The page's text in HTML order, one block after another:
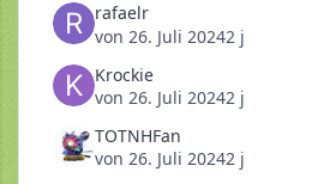
rafaelr
von 26. Juli 20242 j
Krockie
von 26. Juli 20242 j
TOTNHFan
von 26. Juli 20242 j